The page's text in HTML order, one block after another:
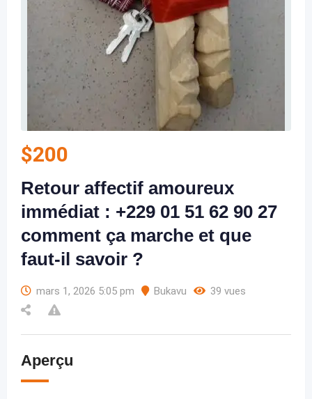
$200
Retour affectif amoureux
immédiat : +229 01 51 62 90 27
comment ça marche et que
faut-il savoir ?
mars 1, 2026 5:05 pm Bukavu 39 vues
Aperçu